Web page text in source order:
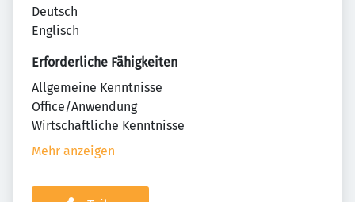
Deutsch
Englisch
Erforderliche Fähigkeiten
Allgemeine Kenntnisse
Office/Anwendung
Wirtschaftliche Kenntnisse
Mehr anzeigen